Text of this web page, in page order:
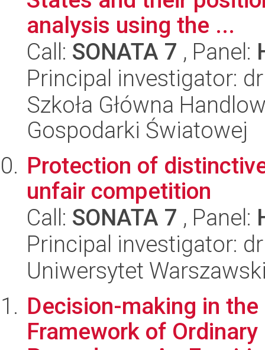
analysis using the ...
Call: SONATA 7 , Panel:
Principal investigator:
Szkoła Główna
Gospodarki Światowej
Protection of
unfair competition
Call: SONATA 7 , Panel:
Principal investigator:
Uniwersytet
Decision-making in
Framework of